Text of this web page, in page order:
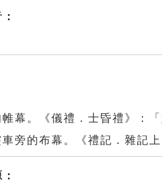
幕。《儀禮．士昏禮》：
旁的布幕。《禮記．雜記